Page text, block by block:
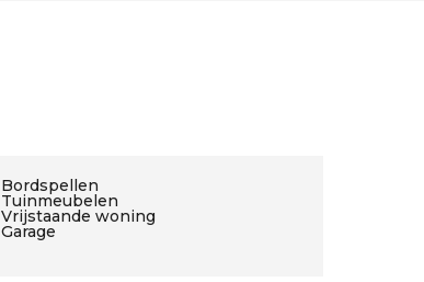
Bordspellen
Tuinmeubelen
Vrijstaande woning
Garage